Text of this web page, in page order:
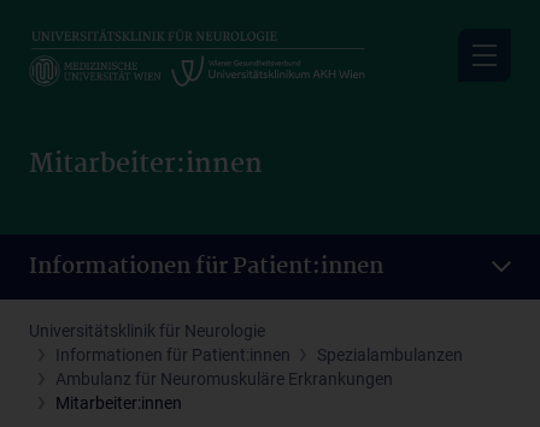
main
Mitarbeiter:innen
Informationen für Patient:innen
Universitätsklinik für Neurologie
Informationen für Patient:innen
Spezialambulanzen
Ambulanz für Neuromuskuläre Erkrankungen
Mitarbeiter:innen